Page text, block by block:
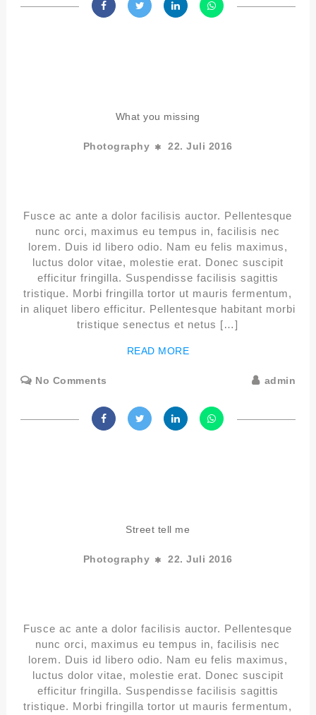
What you missing
Photography 22. Juli 2016
Fusce ac ante a dolor facilisis auctor. Pellentesque
nunc orci, maximus eu tempus in, facilisis nec
lorem. Duis id libero odio. Nam eu felis maximus,
luctus dolor vitae, molestie erat. Donec suscipit
efficitur fringilla. Suspendisse facilisis sagittis
tristique. Morbi fringilla tortor ut mauris fermentum,
in aliquet libero efficitur. Pellentesque habitant morbi
tristique senectus et netus […]
READ MORE
No Comments admin
Street tell me
Photography 22. Juli 2016
Fusce ac ante a dolor facilisis auctor. Pellentesque
nunc orci, maximus eu tempus in, facilisis nec
lorem. Duis id libero odio. Nam eu felis maximus,
luctus dolor vitae, molestie erat. Donec suscipit
efficitur fringilla. Suspendisse facilisis sagittis
tristique. Morbi fringilla tortor ut mauris fermentum,